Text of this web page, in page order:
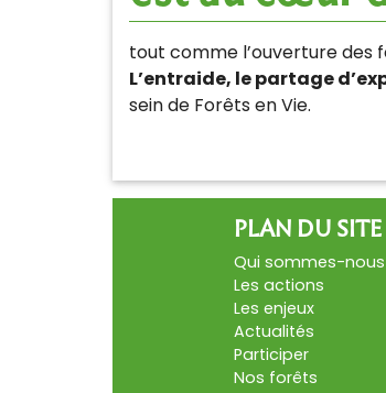
tout comme l’ouverture des
L’entraide, le partage
sein de Forêts en Vie.
PLAN DU SITE
Qui sommes-nous
Les actions
Les enjeux
Actualités
Participer
Nos forêts